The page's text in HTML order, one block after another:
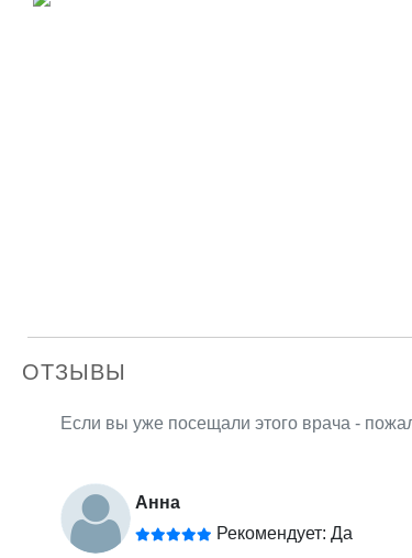
ОТЗЫВЫ
Если вы уже посещали этого врача -
Анна
Рекомендует: Да